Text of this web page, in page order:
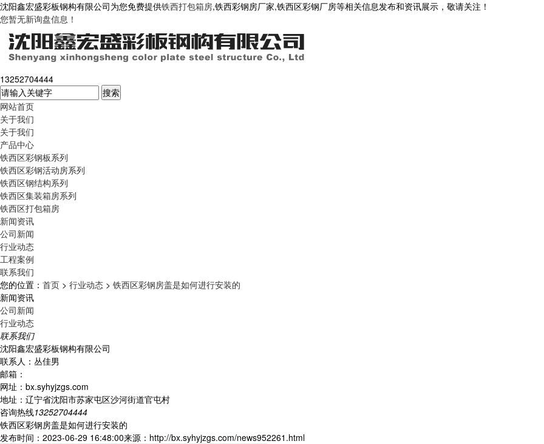
沈阳鑫宏盛彩板钢构有限公司为您免费提供铁西打包箱房,铁西彩钢房厂家,铁西区彩钢厂房等相关信息发布和资讯展示，敬请关注！
您暂无新询盘信息！
13252704444
网站首页
关于我们
关于我们
产品中心
铁西区彩钢板系列
铁西区彩钢活动房系列
铁西区钢结构系列
铁西区集装箱房系列
铁西区打包箱房
新闻资讯
公司新闻
行业动态
工程案例
联系我们
您的位置： 首页 > 行业动态 > 铁西区彩钢房盖是如何进行安装的
新闻资讯
公司新闻
行业动态
联系我们
沈阳鑫宏盛彩板钢构有限公司
联系人：丛佳男
邮箱：
网址：bx.syhyjzgs.com
地址：辽宁省沈阳市苏家屯区沙河街道官屯村
咨询热线13252704444
铁西区彩钢房盖是如何进行安装的
发布时间：2023-06-29 16:48:00来源：http://bx.syhyjzgs.com/news952261.html